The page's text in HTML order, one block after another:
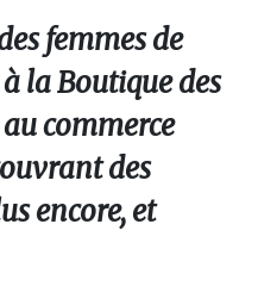
femmes de
la Boutique des
commerce
des
encore, et